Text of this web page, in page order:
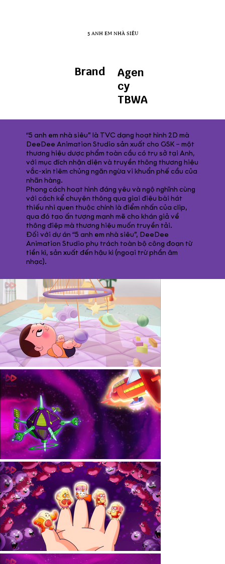
5 ANH EM NHÀ SIÊU
Brand
Agen
cy
TBWA
“5 anh em nhà siêu” là TVC dạng hoạt hình 2D mà
DeeDee Animation Studio sản xuất cho GSK – một
thương hiệu dược phẩm toàn cầu có trụ sở tại Anh,
với mục đích nhận diện và truyền thông thương hiệu
vắc-xin tiêm chủng ngăn ngừa vi khuẩn phế cầu của
nhãn hàng.​
Phong cách hoạt hình đáng yêu và ngộ nghĩnh cùng
với cách kể chuyện thông qua giai điệu bài hát
thiếu nhi quen thuộc chính là điểm nhấn của clip,
qua đó tạo ấn tượng mạnh mẽ cho khán giả về
thông điệp mà thương hiệu muốn truyền tải.​
Đối với dự án “5 anh em nhà siêu”, DeeDee
Animation Studio phụ trách toàn bộ công đoạn từ
tiền kì, sản xuất đến hậu kì (ngoại trừ phần âm
nhạc).